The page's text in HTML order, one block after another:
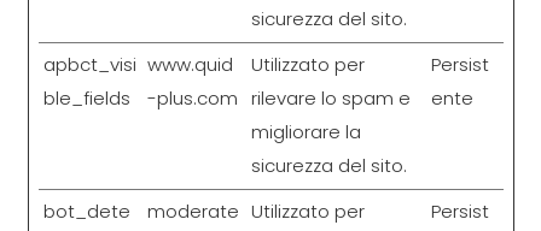
sicurezza del sito.
apbct_visi
ble_fields
www.quid
-plus.com
Utilizzato per
rilevare lo spam e
migliorare la
sicurezza del sito.
Persist
ente
bot_dete
moderate Utilizzato per
Persist